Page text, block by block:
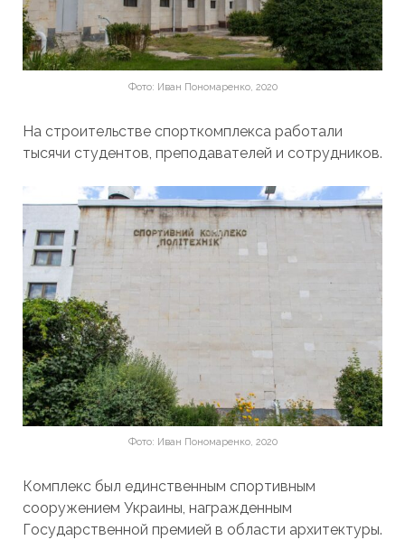
Фото: Иван Пономаренко, 2020
На строительстве спорткомплекса работали
тысячи студентов, преподавателей и сотрудников.
Фото: Иван Пономаренко, 2020
Комплекс был единственным спортивным
сооружением Украины, награжденным
Государственной премией в области архитектуры.